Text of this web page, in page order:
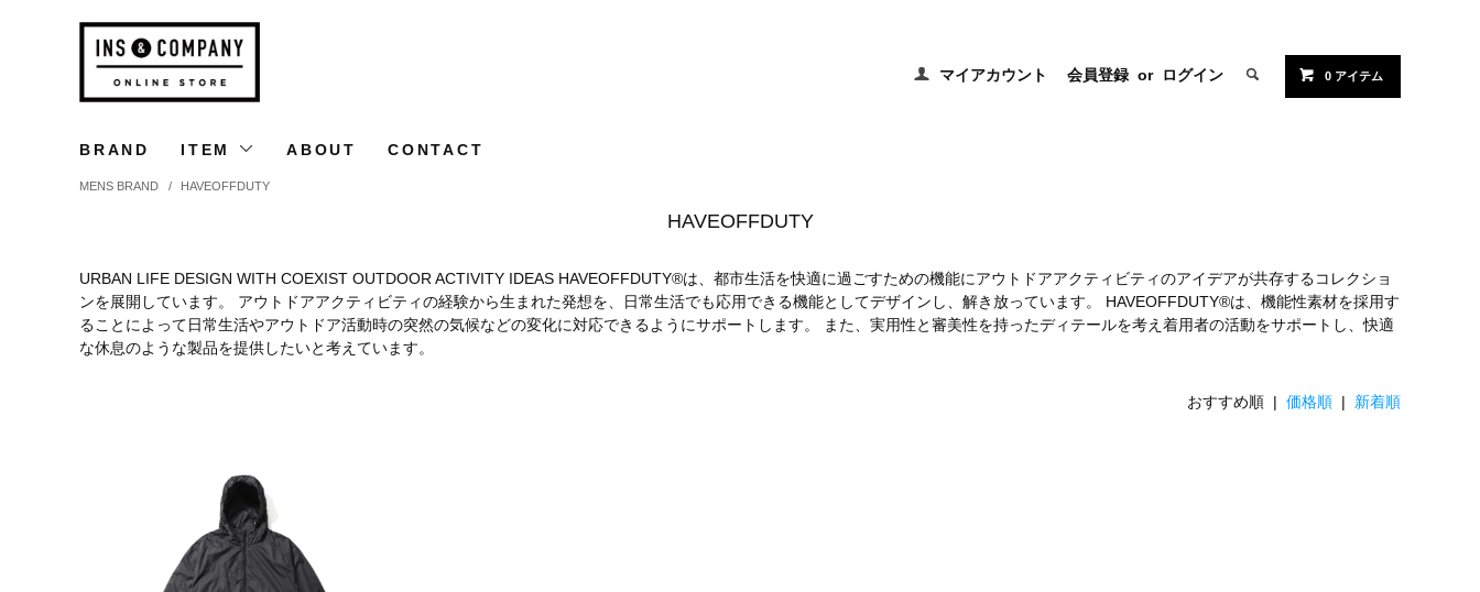
マイアカウント 会員登録 or ログイン 0 アイテム
BRAND ITEM ABOUT CONTACT
MENS BRAND / HAVEOFFDUTY
HAVEOFFDUTY
URBAN LIFE DESIGN WITH COEXIST OUTDOOR ACTIVITY IDEAS HAVEOFFDUTY®は、都市生活を快適に過ごすための機能にアウトドアアクティビティのアイデアが共存するコレクショ
ンを展開しています。 アウトドアアクティビティの経験から生まれた発想を、日常生活でも応用できる機能としてデザインし、解き放っています。 HAVEOFFDUTY®は、機能性素材を採用す
ることによって日常生活やアウトドア活動時の突然の気候などの変化に対応できるようにサポートします。 また、実用性と審美性を持ったディテールを考え着用者の活動をサポートし、快適
な休息のような製品を提供したいと考えています。
おすすめ順 | 価格順 | 新着順